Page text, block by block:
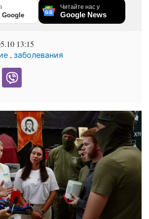
Google
Читайте нас у
Google News
13:15
, заболевания